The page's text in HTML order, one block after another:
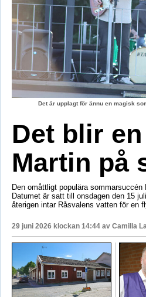
Det är upplagt för ännu en magisk
Det blir
Martin på
Den omåttligt populära
Datumet är satt till onsdagen den 15
återigen intar Råsvalens vatten för en
29 juni 2026 klockan 14:44 av Camilla